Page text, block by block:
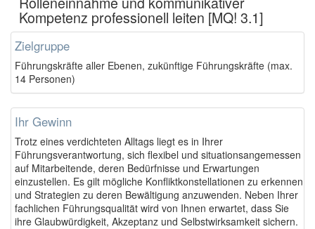
Kompetenz professionell leiten [MQ! 3.1]
Zielgruppe
Führungskräfte aller Ebenen, zukünftige Führungskräfte (max.
14 Personen)
Ihr Gewinn
Trotz eines verdichteten Alltags liegt es in Ihrer
Führungsverantwortung, sich flexibel und situations­angemessen
auf Mitarbeitende, deren Bedürfnisse und Erwartungen
einzustellen. Es gilt mögliche Konfliktkonstellationen zu erkennen
und Strategien zu deren Bewältigung anzuwenden. Neben Ihrer
fachlichen Führungsqualität wird von Ihnen erwartet, dass Sie
ihre Glaubwürdigkeit, Akzeptanz und Selbstwirksamkeit sichern.